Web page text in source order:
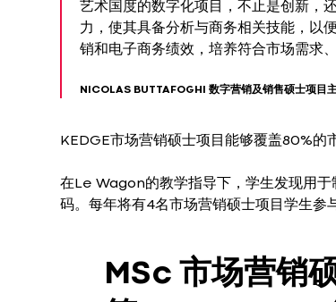
艺术国度的数字化项目，不止是创新，
力，使其具备分析与商务相关技能，以
销和电子商务绩效，培养符合市场需求
NICOLAS BUTTAFOGHI 数字营销及销售硕士项目
KEDGE市场营销硕士项目能够覆盖80%的
在Le Wagon的教学指导下，学生发现用
码。每年将有4名市场营销硕士项目学生
MSc 市场营销